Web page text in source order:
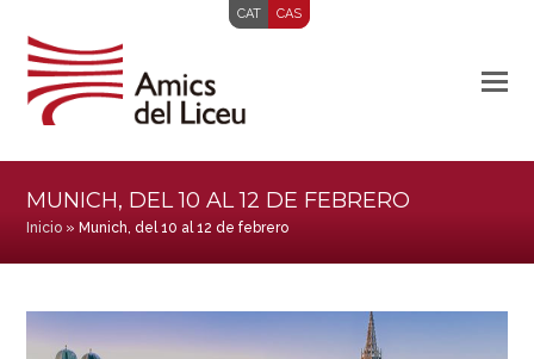
CAT CAS
MUNICH, DEL 10 AL 12 DE FEBRERO
Inicio » Munich, del 10 al 12 de febrero